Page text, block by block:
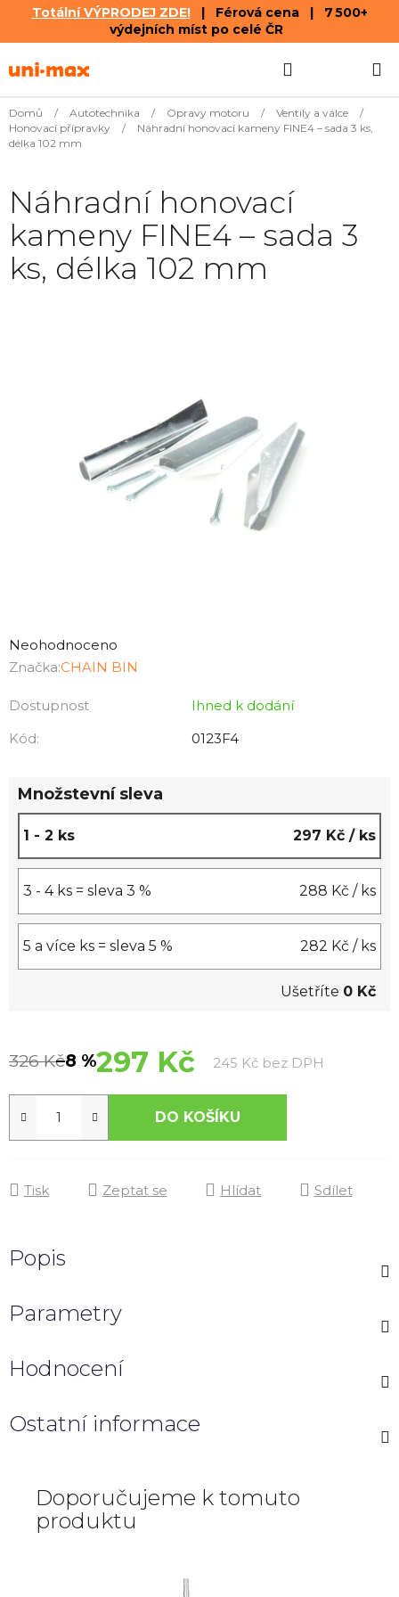
Totální VÝPRODEJ ZDE!| Férová cena | 7 500+
výdejních míst po celé ČR
na
KOŠÍK
Domů / Autotechnika / Opravy motoru / Ventily a válce
/
Honovací přípravky
/
Náhradní honovací kameny FINE4 – sada 3 ks,
délka 102 mm
hodnocení
produktu
0,0
z
Neohodnoceno
Značka:CHAIN BIN
Dostupnost
Ihned k dodání
Kód:
0123F4
Množstevní sleva
1 - 2 ks 297 Kč / ks
3 - 4 ks = sleva 3 % 288 Kč / ks
5 a více ks = sleva 5 % 282 Kč / ks
Ušetříte 0 Kč
326 Kč–8 %297 Kč 245 Kč bez DPH
DO KOŠÍKU
Tisk Zeptat se Hlídat Sdílet
Náhradní honovací
kameny FINE4 – sada 3
ks, délka 102 mm
Popis
Parametry
Hodnocení
Ostatní informace
Doporučujeme k tomuto
produktu